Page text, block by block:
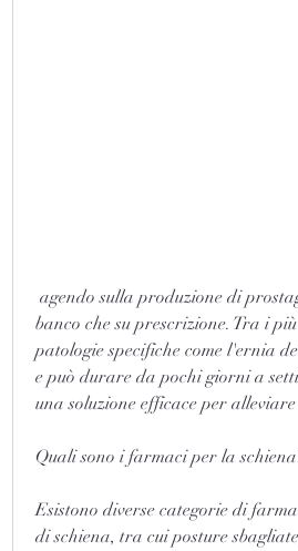
banco che su prescrizione. Tra i
patologie specifiche come l'ernia
e può durare da pochi giorni a
una soluzione efficace per
Quali sono i farmaci per la
Esistono diverse categorie di
di schiena, tra cui posture